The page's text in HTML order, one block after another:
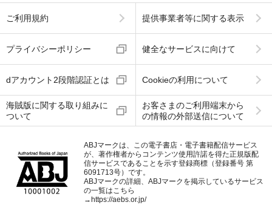
ご利用規約 提供事業者等に関する表示
プライバシーポリシー 健全なサービスに向けて
dアカウント2段階認証とは Cookieの利用について
海賊版に関する取り組みに
ついて
お客さまのご利用端末から
の情報の外部送信について
ABJマークは、この電子書店・電子書籍配信サービス
が、著作権者からコンテンツ使用許諾を得た正規版配
信サービスであることを示す登録商標（登録番号 第
6091713号）です。
ABJマークの詳細、ABJマークを掲示しているサービス
の一覧はこちら
→ https://aebs.or.jp/